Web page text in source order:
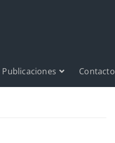
Publicaciones Contacto